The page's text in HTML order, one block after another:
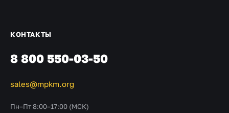
КОНТАКТЫ
8 800 550-03-50
sales@mpkm.org
Пн–Пт 8:00–17:00 (МСК)